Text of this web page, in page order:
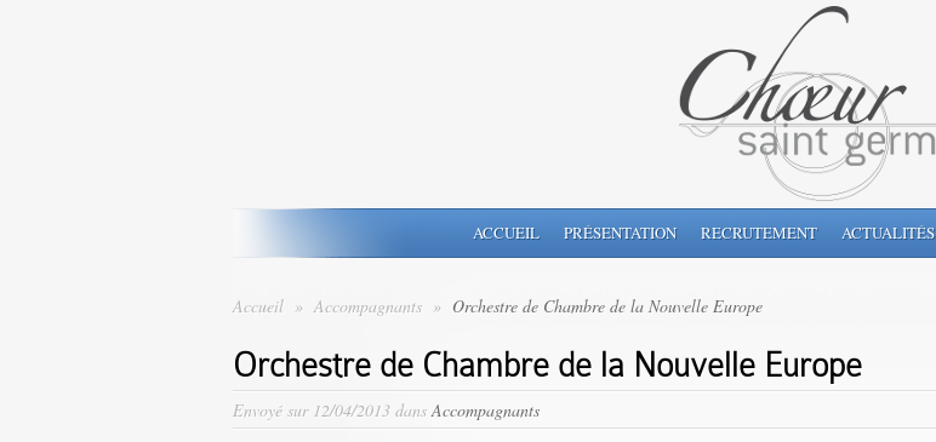
ACCUEIL PRÉSENTATION RECRUTEMENT ACTUALITÉS
Accueil » Accompagnants » Orchestre de Chambre de la Nouvelle Europe
Orchestre de Chambre de la Nouvelle Europe
Envoyé sur 12/04/2013 dansAccompagnants